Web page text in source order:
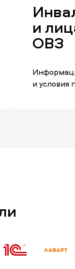
и
ОВЗ
и условия